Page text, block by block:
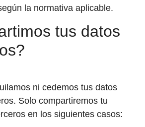
la normativa aplicable.
tus datos
ni cedemos tus datos
Solo compartiremos tu
en los siguientes casos: